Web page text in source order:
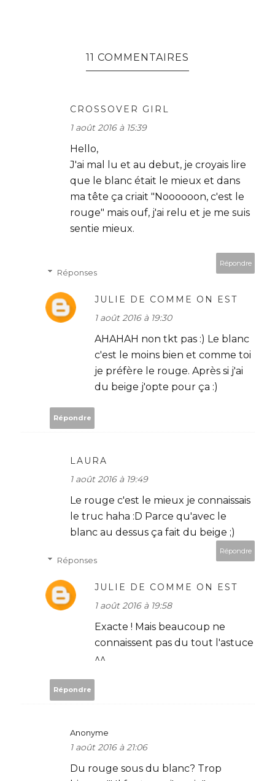
11 COMMENTAIRES
CROSSOVER GIRL
1 août 2016 à 15:39
Hello,
J'ai mal lu et au debut, je croyais lire
que le blanc était le mieux et dans
ma tête ça criait "Noooooon, c'est le
rouge" mais ouf, j'ai relu et je me suis
sentie mieux.
Répondre
Réponses
JULIE DE COMME ON EST
1 août 2016 à 19:30
AHAHAH non tkt pas :) Le blanc
c'est le moins bien et comme toi
je préfère le rouge. Après si j'ai
du beige j'opte pour ça :)
Répondre
LAURA
1 août 2016 à 19:49
Le rouge c'est le mieux je connaissais
le truc haha :D Parce qu'avec le
blanc au dessus ça fait du beige ;)
Répondre
Réponses
JULIE DE COMME ON EST
1 août 2016 à 19:58
Exacte ! Mais beaucoup ne
connaissent pas du tout l'astuce
^^
Répondre
Anonyme
1 août 2016 à 21:06
Du rouge sous du blanc? Trop